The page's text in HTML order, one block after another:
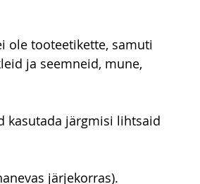
ole tooteetikette, samuti
ja seemneid, mune,
kasutada järgmisi lihtsaid
järjekorras).